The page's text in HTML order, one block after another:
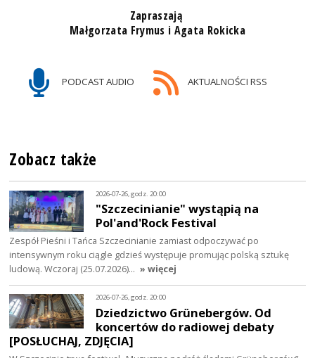
Zapraszają
Małgorzata Frymus i Agata Rokicka
PODCAST AUDIO AKTUALNOŚCI RSS
Zobacz także
2026-07-26, godz. 20:00
"Szczecinianie" wystąpią na
Pol'and'Rock Festival
Zespół Pieśni i Tańca Szczecinianie zamiast odpoczywać po
intensywnym roku ciągle gdzieś występuje promując polską sztukę
ludową. Wczoraj (25.07.2026)… » więcej
2026-07-26, godz. 20:00
Dziedzictwo Grünebergów. Od
koncertów do radiowej debaty
[POSŁUCHAJ, ZDJĘCIA]